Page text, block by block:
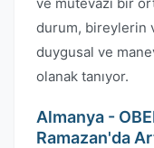
durum, bireylerin
duygusal ve
olanak tanıyor.
Almanya -
Ramazan'da